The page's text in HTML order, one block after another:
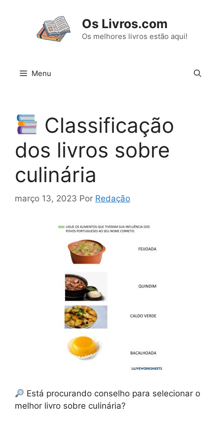
Os Livros.com
Os melhores livros estão aqui!
Menu
Classificação
dos livros sobre
culinária
março 13, 2023 Por Redação
Está procurando conselho para selecionar o
melhor livro sobre culinária?